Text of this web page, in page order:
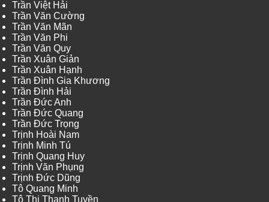
Trần Việt Hải
Trần Văn Cường
Trần Văn Mãn
Trần Văn Phi
Trần Văn Quy
Trần Xuân Giản
Trần Xuân Hạnh
Trần Đình Gia Khương
Trần Đình Hải
Trần Đức Anh
Trần Đức Quang
Trần Đức Trọng
Trịnh Hoài Nam
Trịnh Minh Tú
Trịnh Quang Huy
Trịnh Văn Phụng
Trịnh Đức Dũng
Tô Quang Minh
Tô Thị Thanh Tuyền